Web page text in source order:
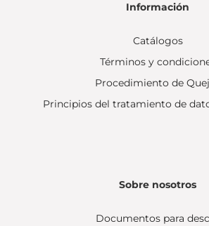
Información
Catálogos
Términos y
Procedimiento de
Principios del tratamiento de
Sobre nosotros
Documentos para